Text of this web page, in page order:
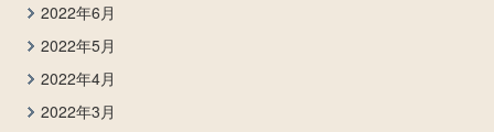
2022年6月
2022年5月
2022年4月
2022年3月